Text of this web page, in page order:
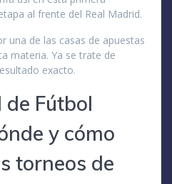
al frente del Real Madrid.
una de las casas de apuestas
materia. Ya se trate de
exacto.
de Fútbol
y cómo
torneos de